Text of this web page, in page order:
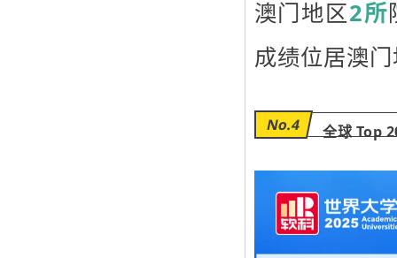
澳门地区2所
成绩位居澳
No.4 全球 Top